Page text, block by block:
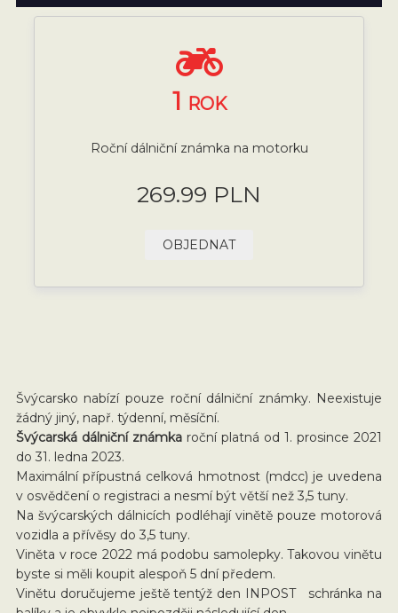
1 ROK
Roční dálniční známka na motorku
269.99 PLN
OBJEDNAT
Švýcarsko nabízí pouze roční dálniční známky. Neexistuje
žádný jiný, např. týdenní, měsíční.
Švýcarská dálniční známka roční platná od 1. prosince 2021
do 31. ledna 2023.
Maximální přípustná celková hmotnost (mdcc) je uvedena
v osvědčení o registraci a nesmí být větší než 3,5 tuny.
Na švýcarských dálnicích podléhají vinětě pouze motorová
vozidla a přívěsy do 3,5 tuny.
Viněta v roce 2022 má podobu samolepky. Takovou vinětu
byste si měli koupit alespoň 5 dní předem.
Vinětu doručujeme ještě tentýž den INPOST schránka na